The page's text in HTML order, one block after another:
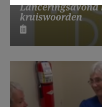
Lanceringsavond
kruiswoorden